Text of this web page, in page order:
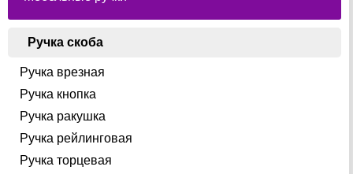
Ручка скоба
Ручка врезная
Ручка кнопка
Ручка ракушка
Ручка рейлинговая
Ручка торцевая